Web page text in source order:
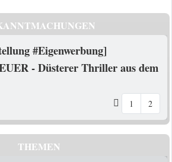
#Eigenwerbung]
- Düsterer Thriller aus dem
1 2
THEMEN